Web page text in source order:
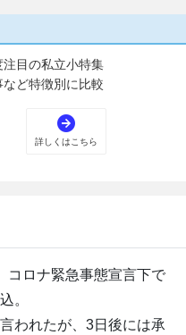
コロナ緊急事態宣言下で
。
われたが、3日後には承